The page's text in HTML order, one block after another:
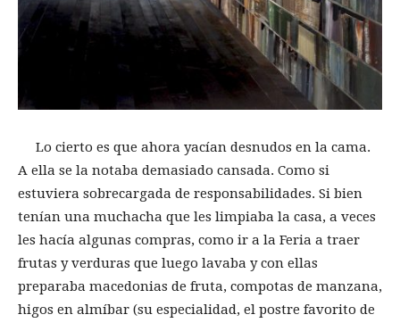
Lo cierto es que ahora yacían desnudos en la cama.
A ella se la notaba demasiado cansada. Como si
estuviera sobrecargada de responsabilidades. Si bien
tenían una muchacha que les limpiaba la casa, a veces
les hacía algunas compras, como ir a la Feria a traer
frutas y verduras que luego lavaba y con ellas
preparaba macedonias de fruta, compotas de manzana,
higos en almíbar (su especialidad, el postre favorito de